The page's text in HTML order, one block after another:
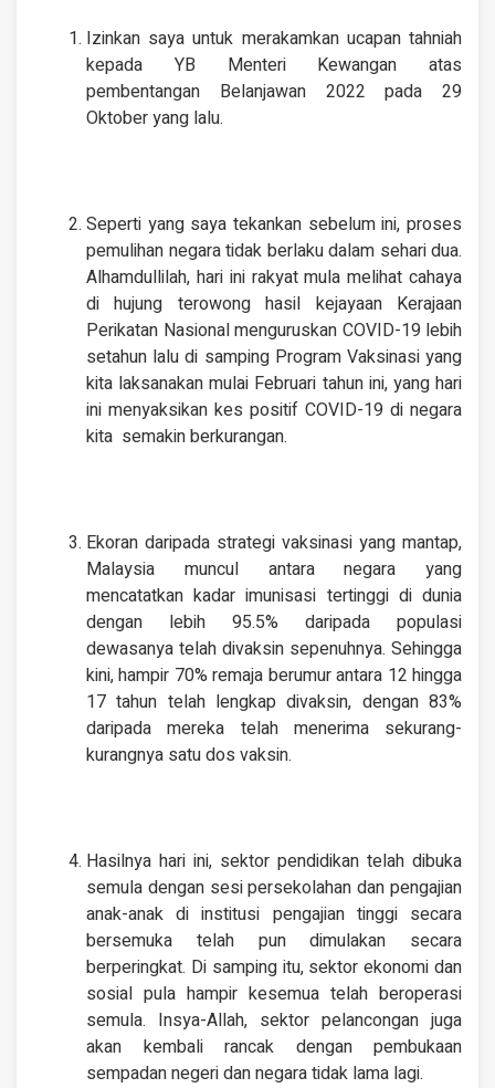
Izinkan saya untuk merakamkan ucapan tahniah
kepada YB Menteri Kewangan atas
pembentangan Belanjawan 2022 pada 29
Oktober yang lalu.
Seperti yang saya tekankan sebelum ini, proses
pemulihan negara tidak berlaku dalam sehari dua.
Alhamdullilah, hari ini rakyat mula melihat cahaya
di hujung terowong hasil kejayaan Kerajaan
Perikatan Nasional menguruskan COVID-19 lebih
setahun lalu di samping Program Vaksinasi yang
kita laksanakan mulai Februari tahun ini, yang hari
ini menyaksikan kes positif COVID-19 di negara
kita semakin berkurangan.
Ekoran daripada strategi vaksinasi yang mantap,
Malaysia muncul antara negara yang
mencatatkan kadar imunisasi tertinggi di dunia
dengan lebih 95.5% daripada populasi
dewasanya telah divaksin sepenuhnya. Sehingga
kini, hampir 70% remaja berumur antara 12 hingga
17 tahun telah lengkap divaksin, dengan 83%
daripada mereka telah menerima sekurang-
kurangnya satu dos vaksin.
Hasilnya hari ini, sektor pendidikan telah dibuka
semula dengan sesi persekolahan dan pengajian
anak-anak di institusi pengajian tinggi secara
bersemuka telah pun dimulakan secara
berperingkat. Di samping itu, sektor ekonomi dan
sosial pula hampir kesemua telah beroperasi
semula. Insya-Allah, sektor pelancongan juga
akan kembali rancak dengan pembukaan
sempadan negeri dan negara tidak lama lagi.